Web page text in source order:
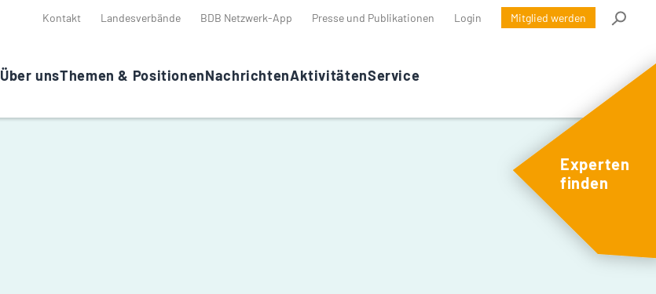
Kontakt Landesverbände BDB Netzwerk-App Presse und Publikationen Login Mitglied werden
Über unsThemen & PositionenNachrichtenAktivitätenService
Experten
finden